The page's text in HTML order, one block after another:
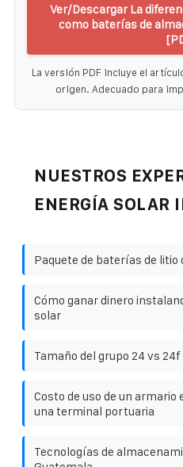
Ver/Descargar La
como baterías de
La versión PDF incluye el
origen. Adecuado para
NUESTROS
ENERGÍA SOLAR
Paquete de baterías de litio
Cómo ganar dinero
solar
Tamaño del grupo 24 vs 24f
Costo de uso de un armario
una terminal portuaria
Tecnologías de